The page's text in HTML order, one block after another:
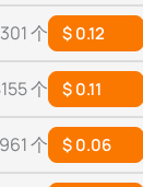
个 $ 0.12
个 $ 0.11
个 $ 0.06